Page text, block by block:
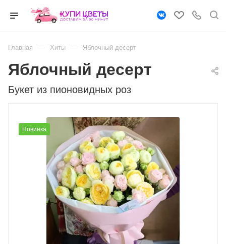
Главная — Хиты — Яблочный десерт
Букет из пионовидных роз
Яблочный десерт
Новинка